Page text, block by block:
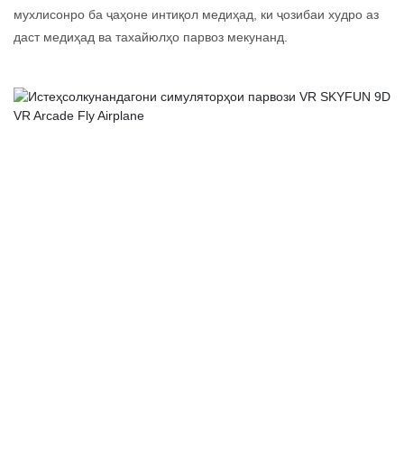
мухлисонро ба ҷаҳоне интиқол медиҳад, ки ҷозибаи худро аз
даст медиҳад ва тахайюлҳо парвоз мекунанд.